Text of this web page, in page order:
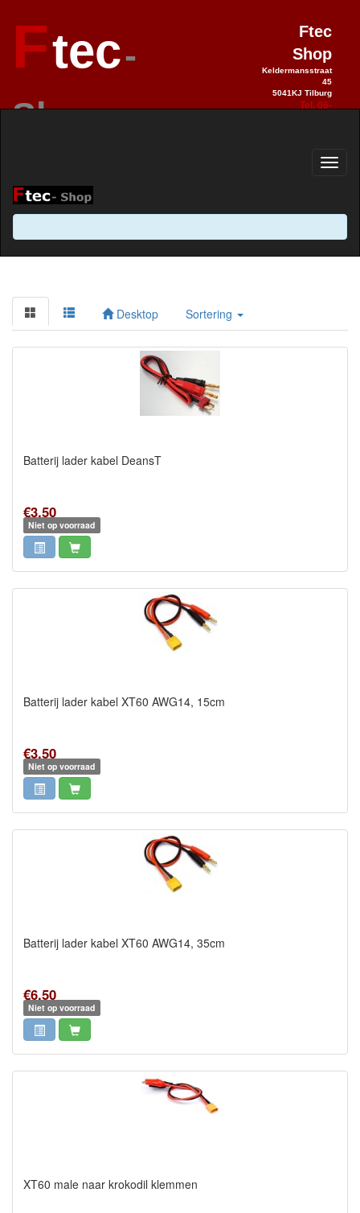
Ftec-
Shop
Ftec
Shop
Keldermansstraat
45
5041KJ Tilburg
Tel. 06-
Desktop Sortering
Batterij lader kabel DeansT
€3,50
Niet op voorraad
Batterij lader kabel XT60 AWG14, 15cm
€3,50
Niet op voorraad
Batterij lader kabel XT60 AWG14, 35cm
€6,50
Niet op voorraad
XT60 male naar krokodil klemmen